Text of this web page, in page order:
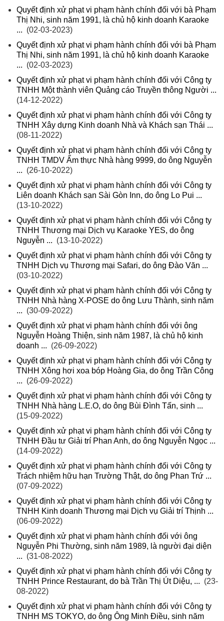
Quyết định xử phạt vi phạm hành chính đối với bà Phạm
Thị Nhi, sinh năm 1991, là chủ hộ kinh doanh Karaoke
... (02-03-2023)
Quyết định xử phạt vi phạm hành chính đối với bà Phạm
Thị Nhi, sinh năm 1991, là chủ hộ kinh doanh Karaoke
... (02-03-2023)
Quyết định xử phạt vi phạm hành chính đối với Công ty
TNHH Một thành viên Quảng cáo Truyền thông Người ...
(14-12-2022)
Quyết định xử phạt vi phạm hành chính đối với Công ty
TNHH Xây dựng Kinh doanh Nhà và Khách sạn Thái ...
(08-11-2022)
Quyết định xử phạt vi phạm hành chính đối với Công ty
TNHH TMDV Ẩm thực Nhà hàng 9999, do ông Nguyễn
... (26-10-2022)
Quyết định xử phạt vi phạm hành chính đối với Công ty
Liên doanh Khách sạn Sài Gòn Inn, do ông Lo Pui ...
(13-10-2022)
Quyết định xử phạt vi phạm hành chính đối với Công ty
TNHH Thương mại Dịch vụ Karaoke YES, do ông
Nguyễn ... (13-10-2022)
Quyết định xử phạt vi phạm hành chính đối với Công ty
TNHH Dịch vụ Thương mại Safari, do ông Đào Văn ...
(03-10-2022)
Quyết định xử phạt vi phạm hành chính đối với Công ty
TNHH Nhà hàng X-POSE do ông Lưu Thành, sinh năm
... (30-09-2022)
Quyết định xử phạt vi phạm hành chính đối với ông
Nguyễn Hoàng Thiện, sinh năm 1987, là chủ hộ kinh
doanh ... (26-09-2022)
Quyết định xử phạt vi phạm hành chính đối với Công ty
TNHH Xông hơi xoa bóp Hoàng Gia, do ông Trần Công
... (26-09-2022)
Quyết định xử phạt vi phạm hành chính đối với Công ty
TNHH Nhà hàng L.E.O, do ông Bùi Đình Tấn, sinh ...
(15-09-2022)
Quyết định xử phạt vi phạm hành chính đối với Công ty
TNHH Đầu tư Giải trí Phan Anh, do ông Nguyễn Ngọc ...
(14-09-2022)
Quyết định xử phạt vi phạm hành chính đối với Công ty
Trách nhiệm hữu hạn Trường Thật, do ông Phan Trứ ...
(07-09-2022)
Quyết định xử phạt vi phạm hành chính đối với Công ty
TNHH Kinh doanh Thương mại Dịch vụ Giải trí Thịnh ...
(06-09-2022)
Quyết định xử phạt vi phạm hành chính đối với ông
Nguyễn Phi Thường, sinh năm 1989, là người đại diện
... (31-08-2022)
Quyết định xử phạt vi phạm hành chính đối với Công ty
TNHH Prince Restaurant, do bà Trần Thị Út Diệu, ... (23-
08-2022)
Quyết định xử phạt vi phạm hành chính đối với Công ty
TNHH MS TOKYO, do ông Ông Minh Điều, sinh năm